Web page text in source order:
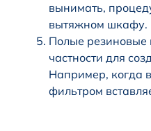
вынимать,
вытяжном шкафу.
Полые резиновые
частности для
Например, когда
фильтром